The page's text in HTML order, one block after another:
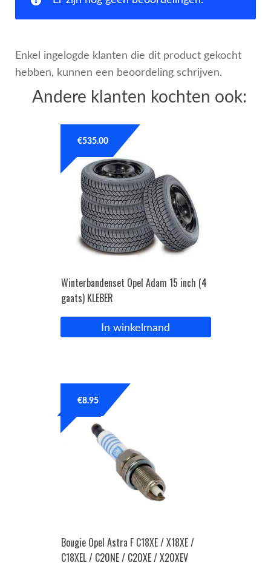
Enkel ingelogde klanten die dit product gekocht
hebben, kunnen een beoordeling schrijven.
Andere klanten kochten ook:
Winterbandenset Opel Adam 15 inch (4
gaats) KLEBER
€535.00
In winkelmand
Bougie Opel Astra F C18XE / X18XE /
C18XEL / C20NE / C20XE / X20XEV
€8.95